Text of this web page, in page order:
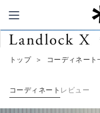
トップ ＞ コーディネート
コーディネート レビュー